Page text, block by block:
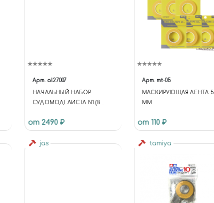
Арт. al27007
НАЧАЛЬНЫЙ НАБОР
СУДОМОДЕЛИСТА N1 (8
от 2490 ₽
Арт. mt-05
МАСКИРУЮЩАЯ ЛЕНТА 5
ММ
от 110 ₽
jas tamiya